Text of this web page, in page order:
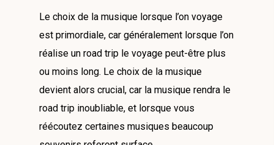
Le choix de la musique lorsque l’on voyage
est primordiale, car généralement lorsque l’on
réalise un road trip le voyage peut-être plus
ou moins long. Le choix de la musique
devient alors crucial, car la musique rendra le
road trip inoubliable, et lorsque vous
réécoutez certaines musiques beaucoup